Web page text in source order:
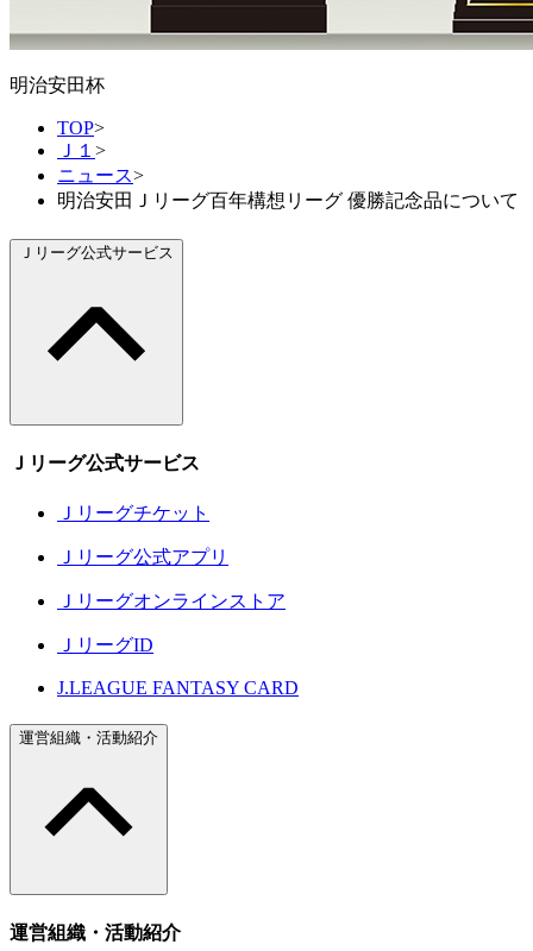
明治安田杯
TOP>
Ｊ１ >
ニュース>
明治安田Ｊリーグ百年構想リーグ 優勝記念品について
Ｊリーグ公式サービス
Ｊリーグ公式サービス
Ｊリーグチケット
Ｊリーグ公式アプリ
Ｊリーグオンラインストア
ＪリーグID
J.LEAGUE FANTASY CARD
運営組織・活動紹介
運営組織・活動紹介